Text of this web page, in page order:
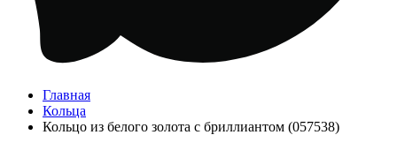
Главная
Кольца
Кольцо из белого золота с бриллиантом (057538)